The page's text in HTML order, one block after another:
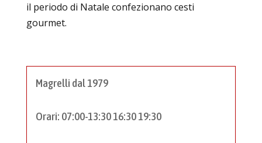
il periodo di Natale confezionano cesti
gourmet.
Magrelli dal 1979
Orari: 07:00-13:30 16:30 19:30